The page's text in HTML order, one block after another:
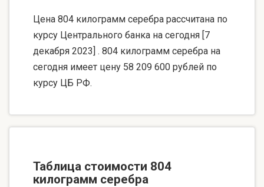
Цена 804 килограмм серебра рассчитана по
курсу Центрального банка на сегодня [7
декабря 2023] . 804 килограмм серебра на
сегодня имеет цену 58 209 600 рублей по
курсу ЦБ РФ.
Таблица стоимости 804
килограмм серебра